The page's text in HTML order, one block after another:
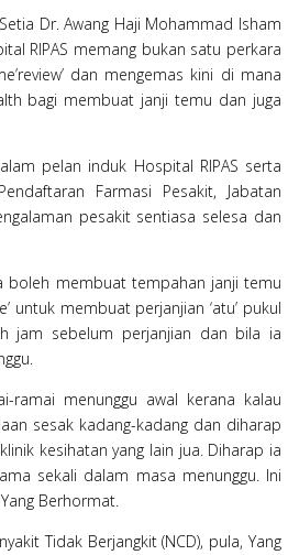
Dr. Awang Haji Mohammad Isham
RIPAS memang bukan satu perkara
dan mengemas kini di mana
bagi membuat janji temu dan juga
pelan induk Hospital RIPAS serta
Farmasi Pesakit, Jabatan
pesakit sentiasa selesa dan
boleh membuat tempahan janji temu
untuk membuat perjanjian ‘atu’ pukul
jam sebelum perjanjian dan bila ia
ramai menunggu awal kerana kalau
sesak kadang-kadang dan diharap
kesihatan yang lain jua. Diharap ia
sekali dalam masa menunggu. Ini
Berhormat.
Tidak Berjangkit (NCD), pula, Yang